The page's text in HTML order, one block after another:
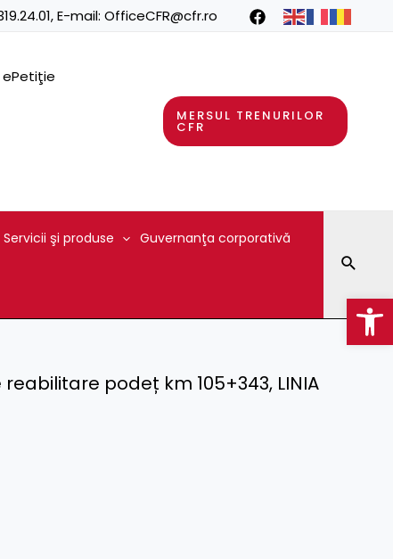
, E-mail: OfficeCFR@cfr.ro
ePetiţie
MERSUL TRENURILOR
CFR
Servicii şi produse Guvernanţa corporativă
podeț km 105+343, LINIA